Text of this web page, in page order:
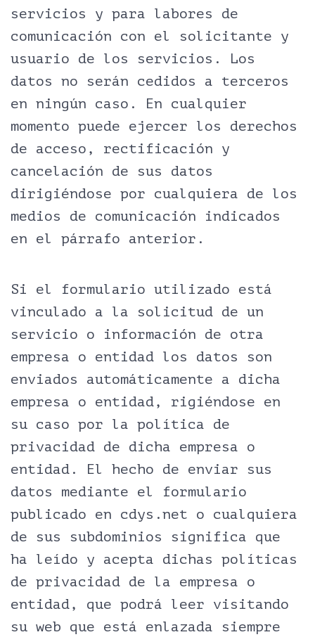
servicios y para labores de
comunicación con el solicitante y
usuario de los servicios. Los
datos no serán cedidos a terceros
en ningún caso. En cualquier
momento puede ejercer los derechos
de acceso, rectificación y
cancelación de sus datos
dirigiéndose por cualquiera de los
medios de comunicación indicados
en el párrafo anterior.
Si el formulario utilizado está
vinculado a la solicitud de un
servicio o información de otra
empresa o entidad los datos son
enviados automáticamente a dicha
empresa o entidad, rigiéndose en
su caso por la política de
privacidad de dicha empresa o
entidad. El hecho de enviar sus
datos mediante el formulario
publicado en cdys.net o cualquiera
de sus subdominios significa que
ha leído y acepta dichas políticas
de privacidad de la empresa o
entidad, que podrá leer visitando
su web que está enlazada siempre